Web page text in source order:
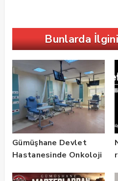
Bunlarda
Gümüşhane Devlet
Hastanesinde Onkoloji